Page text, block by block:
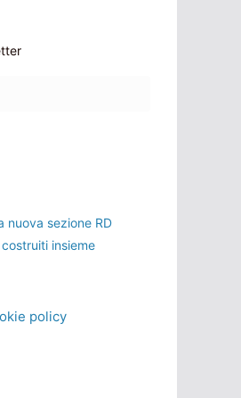
nuova sezione RD
insieme
policy